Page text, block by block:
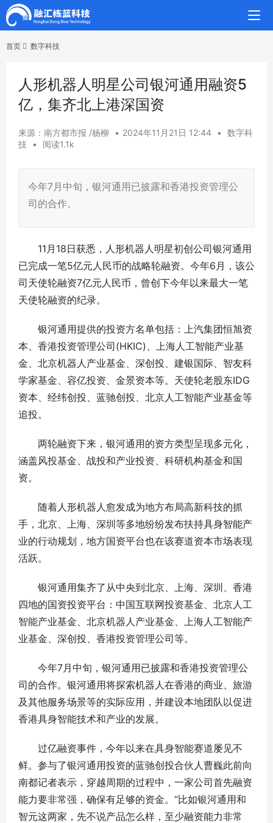
首页 数字科技
人形机器人明星公司银河通用融资5
亿，集齐北上港深国资
来源：南方都市报 /杨柳 • 2024年11月21日 12:44 •
数字科
技
• 阅读1.1k
今年7月中旬，银河通用已披露和香港投资管理公
司的合作。
11月18日获悉，人形机器人明星初创公司银河通用
已完成一笔5亿元人民币的战略轮融资。今年6月，该公
司天使轮融资7亿元人民币，曾创下今年以来最大一笔
天使轮融资的纪录。
银河通用提供的投资方名单包括：上汽集团恒旭资
本、香港投资管理公司(HKIC)、上海人工智能产业基
金、北京机器人产业基金、深创投、建银国际、智友科
学家基金、容亿投资、金景资本等。天使轮老股东IDG
资本、经纬创投、蓝驰创投、北京人工智能产业基金等
追投。
两轮融资下来，银河通用的资方类型呈现多元化，
涵盖风投基金、战投和产业投资、科研机构基金和国
资。
随着人形机器人愈发成为地方布局高新科技的抓
手，北京、上海、深圳等多地纷纷发布扶持具身智能产
业的行动规划，地方国资平台也在该赛道资本市场表现
活跃。
银河通用集齐了从中央到北京、上海、深圳、香港
四地的国资投资平台：中国互联网投资基金、北京人工
智能产业基金、北京机器人产业基金、上海人工智能产
业基金、深创投、香港投资管理公司等。
今年7月中旬，银河通用已披露和香港投资管理公
司的合作。银河通用将探索机器人在香港的商业、旅游
及其他服务场景等的实际应用，并建设本地团队以促进
香港具身智能技术和产业的发展。
过亿融资事件，今年以来在具身智能赛道屡见不
鲜。参与了银河通用投资的蓝驰创投合伙人曹巍此前向
南都记者表示，穿越周期的过程中，一家公司首先融资
能力要非常强，确保有足够的资金。“比如银河通用和
智元这两家，先不说产品怎么样，至少融资能力非常